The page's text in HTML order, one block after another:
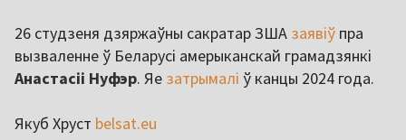
26 студзеня дзяржаўны сакратар ЗША заявіў пра
вызваленне ў Беларусі амерыканскай грамадзянкі
Анастасіі Нуфэр. Яе затрымалі ў канцы 2024 года.
Якуб Хруст belsat.eu